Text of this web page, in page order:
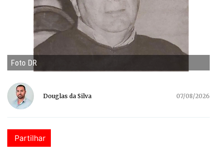
Foto DR
Douglas da Silva 07/08/2026
Partilhar